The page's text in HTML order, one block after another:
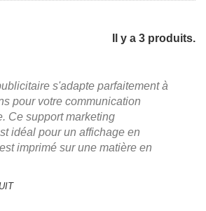
Il y a 3 produits.
s'adapte parfaitement à
pour votre communication
. Ce support marketing
idéal pour un affichage en
imprimé sur une matière en